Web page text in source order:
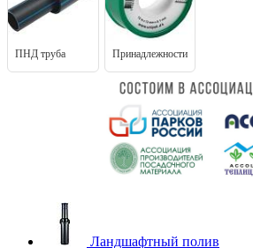
ПНД труба Принадлежности
Ландшафтный полив